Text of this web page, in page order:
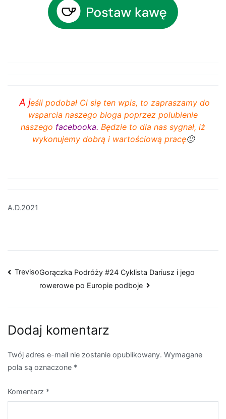
A jeśli podobał Ci się ten wpis, to zapraszamy do
wsparcia naszego bloga poprzez polubienie
naszego facebooka. Będzie to dla nas sygnał, iż
wykonujemy dobrą i wartościową pracę🙂
A.D.2021
Nawigacja
TrevisoGorączka Podróży #24 Cyklista Dariusz i jego
rowerowe po Europie podboje
Dodaj komentarz
Twój adres e-mail nie zostanie opublikowany. Wymagane
pola są oznaczone *
Komentarz *